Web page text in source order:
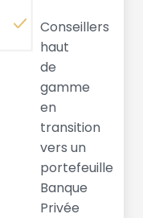
Conseillers
haut
de
gamme
en
transition
vers un
portefeuille
Banque
Privée